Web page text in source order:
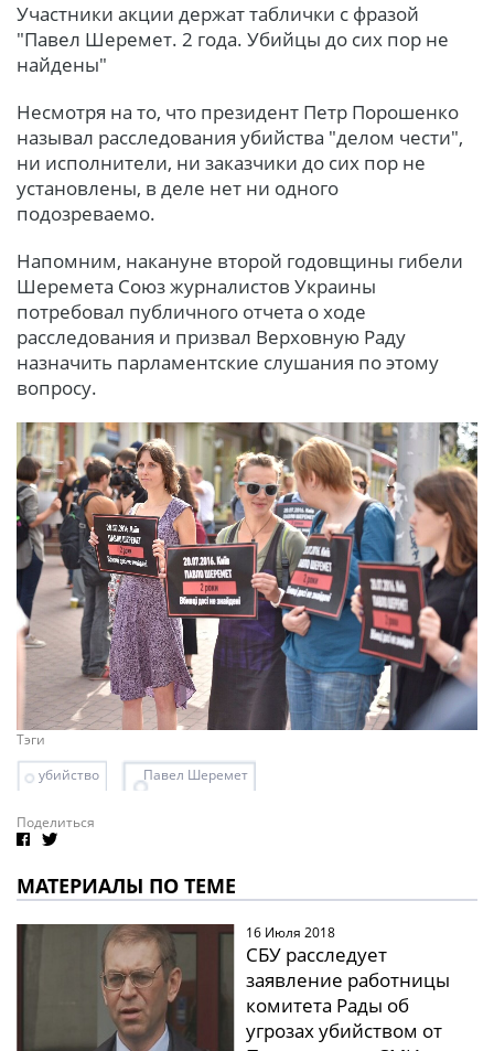
Участники акции держат таблички с фразой
"Павел Шеремет. 2 года. Убийцы до сих пор не
найдены"
Несмотря на то, что президент Петр Порошенко
называл расследования убийства "делом чести",
ни исполнители, ни заказчики до сих пор не
установлены, в деле нет ни одного
подозреваемо.
Напомним, накануне второй годовщины гибели
Шеремета Союз журналистов Украины
потребовал публичного отчета о ходе
расследования и призвал Верховную Раду
назначить парламентские слушания по этому
вопросу.
Тэги
убийство
Павел Шеремет
Поделиться
МАТЕРИАЛЫ ПО ТЕМЕ
16 Июля 2018
СБУ расследует
заявление работницы
комитета Рады об
угрозах убийством от